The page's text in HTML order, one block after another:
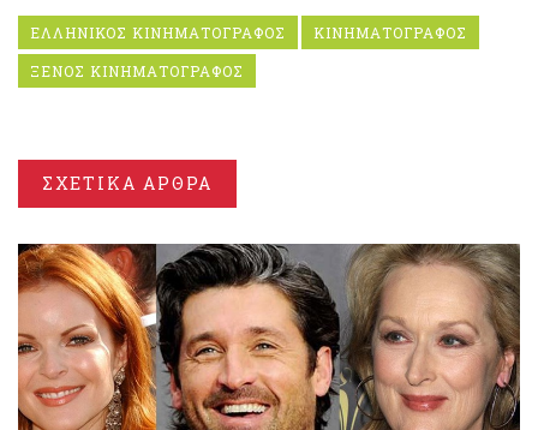
ΕΛΛΗΝΙΚΟΣ ΚΙΝΗΜΑΤΟΓΡΑΦΟΣ
ΚΙΝΗΜΑΤΟΓΡΑΦΟΣ
ΞΕΝΟΣ ΚΙΝΗΜΑΤΟΓΡΑΦΟΣ
ΣΧΕΤΙΚΑ ΑΡΘΡΑ